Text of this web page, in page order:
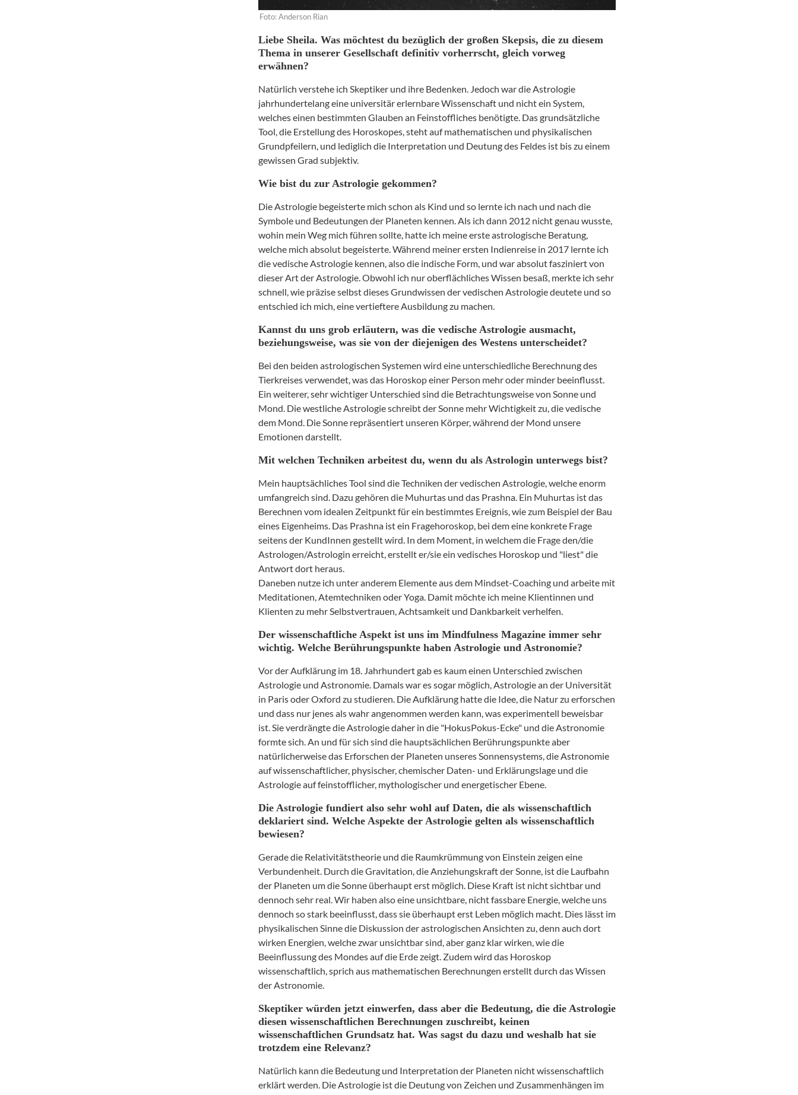
Foto: Anderson Rian
Liebe Sheila. Was möchtest du bezüglich dergroßen Skepsis, die zu diesem
Thema in unserer Gesellschaft definitiv vorherrscht, gleich vorweg
erwähnen?
Natürlich verstehe ich Skeptiker und ihre Bedenken. Jedoch war die Astrologie
jahrhundertelang eine universitär erlernbare Wissenschaft und nicht ein System,
welches einen bestimmten Glauben an Feinstoffliches benötigte. Das grundsätzliche
Tool, die Erstellung des Horoskopes, steht auf mathematischen und physikalischen
Grundpfeilern, und lediglich die Interpretation und Deutung des Feldes ist bis zu einem
gewissen Grad subjektiv.
Wie bist du zur Astrologie gekommen?
Die Astrologie begeisterte mich schon als Kind und so lernte ich nach und nach die
Symbole und Bedeutungen der Planeten kennen. Als ich dann 2012 nicht genau wusste,
wohin mein Weg mich führen sollte, hatte ich meine erste astrologische Beratung,
welche mich absolut begeisterte. Während meiner ersten Indienreise in 2017 lernte ich
die vedische Astrologie kennen, also die indische Form, und war absolut fasziniert von
dieser Art der Astrologie. Obwohl ich nur oberflächliches Wissen besaß , merkte ich sehr
schnell, wie präzise selbst dieses Grundwissen der vedischen Astrologie deutete und so
entschied ich mich, eine vertieftere Ausbildung zu machen.
Kannst du uns grob erläutern, was die vedische Astrologie ausmacht,
beziehungsweise, was sie von der diejenigen des Westens unterscheidet?
Bei den beiden astrologischen Systemen wird eine unterschiedliche Berechnung des
Tierkreises verwendet, was das Horoskop einer Person mehr oder minder beeinflusst.
Ein weiterer, sehr wichtiger Unterschied sind die Betrachtungsweise von Sonne und
Mond. Die westliche Astrologie schreibt der Sonne mehr Wichtigkeit zu, die vedische
dem Mond. Die Sonne repräsentiert unseren Körper, während der Mond unsere
Emotionen darstellt.
Mit welchen Techniken arbeitest du, wenn du als Astrologin unterwegs bist?
Mein hauptsächliches Tool sind die Techniken der vedischen Astrologie, welche enorm
umfangreich sind. Dazu gehören die Muhurtas und das Prashna. Ein Muhurtas ist das
Berechnen vom idealen Zeitpunkt für ein bestimmtes Ereignis, wie zum Beispiel der Bau
eines Eigenheims. Das Prashna ist ein Fragehoroskop, bei dem eine konkrete Frage
seitens der KundInnen gestellt wird. In dem Moment, in welchem die Frage den/die
Astrologen/Astrologin erreicht, erstellt er/sie ein vedisches Horoskop und "liest" die
Antwort dort heraus.
Daneben nutze ich unter anderem Elemente aus dem Mindset-Coaching und arbeite mit
Meditationen, Atemtechniken oder Yoga. Damit möchte ich meine Klientinnen und
Klienten zu mehr Selbstvertrauen, Achtsamkeit und Dankbarkeit verhelfen.
Der wissenschaftliche Aspekt ist uns im Mindfulness Magazine immer sehr
wichtig. Welche Berührungspunkte haben Astrologie und Astronomie?
Vor der Aufklärung im 18. Jahrhundert gab es kaum einen Unterschied zwischen
Astrologie und Astronomie. Damals war es sogar möglich, Astrologie an der Universität
in Paris oder Oxford zu studieren. Die Aufklärung hatte die Idee, die Natur zu erforschen
und dass nur jenes als wahr angenommen werden kann, was experimentell beweisbar
ist. Sie verdrängte die Astrologie daher in die "HokusPokus-Ecke" und die Astronomie
formte sich. An und für sich sind die hauptsächlichen Berührungspunkte aber
natürlicherweise das Erforschen der Planeten unseres Sonnensystems, die Astronomie
auf wissenschaftlicher, physischer, chemischer Daten- und Erklärungslage und die
Astrologie auf feinstofflicher, mythologischer und energetischer Ebene.
Die Astrologie fundiert also sehr wohl auf Daten, die als wissenschaftlich
deklariert sind. Welche Aspekte der Astrologie gelten als wissenschaftlich
bewiesen?
Gerade die Relativitätstheorie und die Raumkrümmung von Einstein zeigen eine
Verbundenheit. Durch die Gravitation, die Anziehungskraft der Sonne, ist die Laufbahn
der Planeten um die Sonne überhaupt erst möglich. Diese Kraft ist nicht sichtbar und
dennoch sehr real. Wir haben also eine unsichtbare, nicht fassbare Energie, welche uns
dennoch so stark beeinflusst, dass sie überhaupt erst Leben möglich macht. Dies lässt im
physikalischen Sinne die Diskussion der astrologischen Ansichten zu, denn auch dort
wirken Energien, welche zwar unsichtbar sind, aber ganz klar wirken, wie die
Beeinflussung des Mondes auf die Erde zeigt. Zudem wird das Horoskop
wissenschaftlich, sprich aus mathematischen Berechnungen erstellt durch das Wissen
der Astronomie.
Skeptiker würden jetzt einwerfen, dass aber die Bedeutung, die die Astrologie
diesen wissenschaftlichen Berechnungen zuschreibt, keinen
wissenschaftlichen Grundsatz hat. Was sagst du dazu und weshalb hat sie
trotzdem eine Relevanz?
Natürlich kann die Bedeutung und Interpretation der Planeten nicht wissenschaftlich
erklärt werden. Die Astrologie ist die Deutung von Zeichen und Zusammenhängen im